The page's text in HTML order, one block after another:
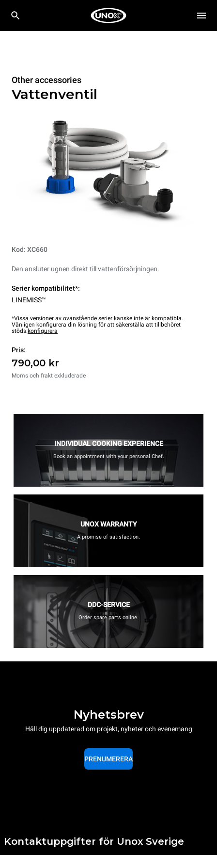
Other accessories
Vattenventil
Kod: XC660
Den ansluter ugnen direkt till vattenförsörjningen.
Serier kompatibilitet*:
LINEMISS™
*Vissa versioner av ovanstående serier kanske inte är kompatibla.
Vänligen konfigurera din lösning för att säkerställa att tillbehöret
stöds.konfigurera
Pris:
790,00 kr
Moms och frakt exkluderade
INDIVIDUAL COOKING EXPERIENCE
Book an appointment with your personal Chef.
UNOX WARRANTY
A promise of satisfaction.
DDC-SERVICE
Order spare parts online.
Nyhetsbrev
Håll dig uppdaterad om projekt, nyheter och evenemang
PRENUMERERA
Kontaktuppgifter för Unox Sverige